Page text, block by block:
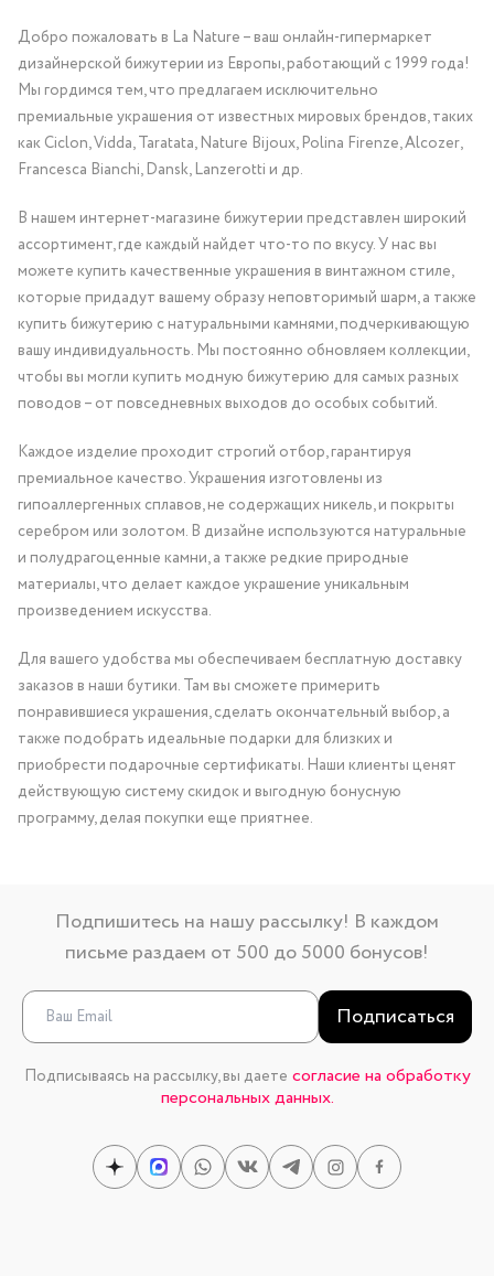
Добро пожаловать в La Nature – ваш онлайн-гипермаркет
дизайнерской бижутерии из Европы, работающий с 1999 года!
Мы гордимся тем, что предлагаем исключительно
премиальные украшения от известных мировых брендов, таких
как Ciclon, Vidda, Taratata, Nature Bijoux, Polina Firenze, Alcozer,
Francesca Bianchi, Dansk, Lanzerotti и др.
В нашем интернет-магазине бижутерии представлен широкий
ассортимент, где каждый найдет что-то по вкусу. У нас вы
можете купить качественные украшения в винтажном стиле,
которые придадут вашему образу неповторимый шарм, а также
купить бижутерию с натуральными камнями, подчеркивающую
вашу индивидуальность. Мы постоянно обновляем коллекции,
чтобы вы могли купить модную бижутерию для самых разных
поводов – от повседневных выходов до особых событий.
Каждое изделие проходит строгий отбор, гарантируя
премиальное качество. Украшения изготовлены из
гипоаллергенных сплавов, не содержащих никель, и покрыты
серебром или золотом. В дизайне используются натуральные
и полудрагоценные камни, а также редкие природные
материалы, что делает каждое украшение уникальным
произведением искусства.
Для вашего удобства мы обеспечиваем бесплатную доставку
заказов в наши бутики. Там вы сможете примерить
понравившиеся украшения, сделать окончательный выбор, а
также подобрать идеальные подарки для близких и
приобрести подарочные сертификаты. Наши клиенты ценят
действующую систему скидок и выгодную бонусную
программу, делая покупки еще приятнее.
Подпишитесь на нашу рассылку! В каждом
письме раздаем от 500 до 5000 бонусов!
Подписаться
Подписываясь на рассылку, вы даете согласие на обработку
персональных данных.